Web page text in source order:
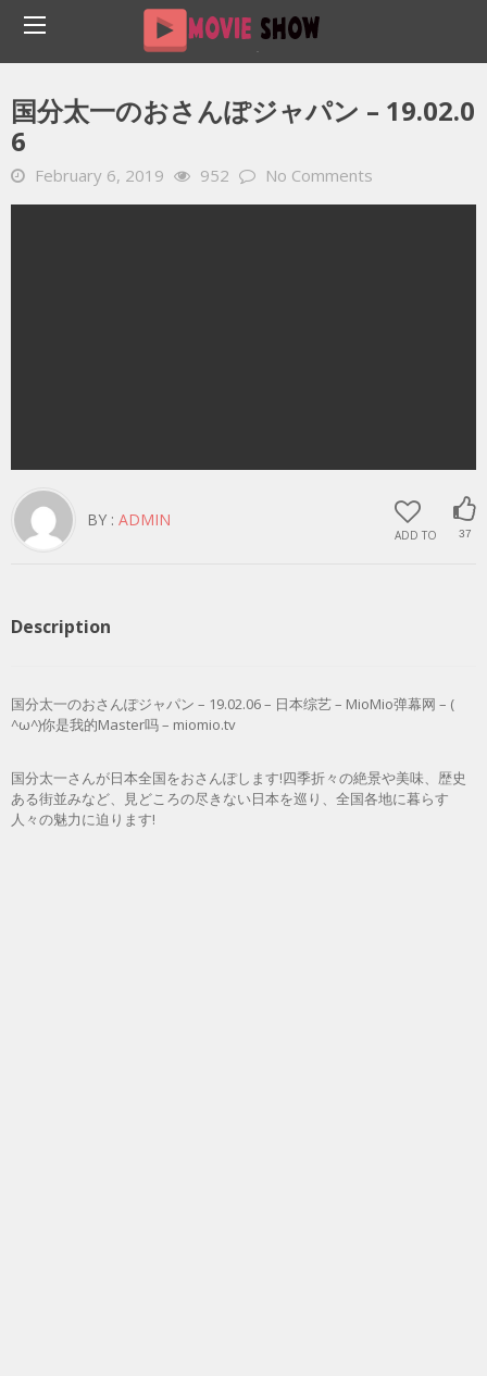
Home
YOUTUBE 動画 毎日
国分太一のおさんぽジャパン – 19.02.06
国分太一のおさんぽジャパン – 19.02.0
6
February 6, 2019 952 No Comments
ADD TO 37
BY : ADMIN
Description
国分太一のおさんぽジャパン – 19.02.06 – 日本综艺 – MioMio弹幕网 – (
^ω^)你是我的Master吗 – miomio.tv
国分太一さんが日本全国をおさんぽします!四季折々の絶景や美味、歴史
ある街並みなど、見どころの尽きない日本を巡り、全国各地に暮らす
人々の魅力に迫ります!